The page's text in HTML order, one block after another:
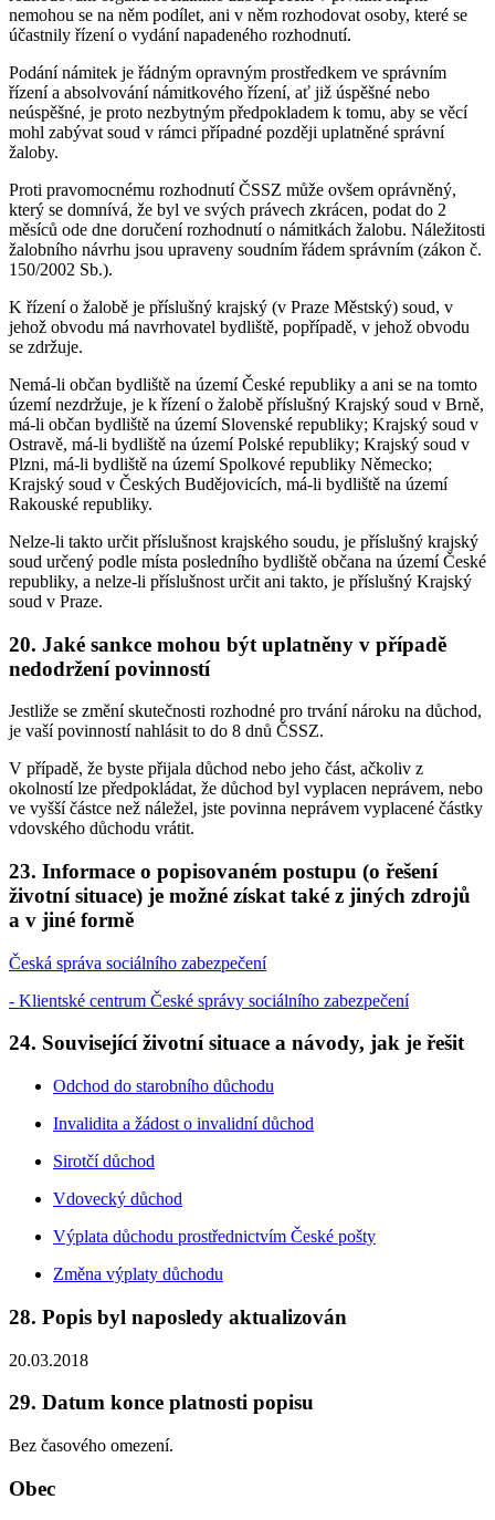
nemohou se na něm podílet, ani v něm rozhodovat osoby, které se
účastnily řízení o vydání napadeného rozhodnutí.
Podání námitek je řádným opravným prostředkem ve správním
řízení a absolvování námitkového řízení, ať již úspěšné nebo
neúspěšné, je proto nezbytným předpokladem k tomu, aby se věcí
mohl zabývat soud v rámci případné později uplatněné správní
žaloby.
Proti pravomocnému rozhodnutí ČSSZ může ovšem oprávněný,
který se domnívá, že byl ve svých právech zkrácen, podat do 2
měsíců ode dne doručení rozhodnutí o námitkách žalobu. Náležitosti
žalobního návrhu jsou upraveny soudním řádem správním (zákon č.
150/2002 Sb.).
K řízení o žalobě je příslušný krajský (v Praze Městský) soud, v
jehož obvodu má navrhovatel bydliště, popřípadě, v jehož obvodu
se zdržuje.
Nemá-li občan bydliště na území České republiky a ani se na tomto
území nezdržuje, je k řízení o žalobě příslušný Krajský soud v Brně,
má-li občan bydliště na území Slovenské republiky; Krajský soud v
Ostravě, má-li bydliště na území Polské republiky; Krajský soud v
Plzni, má-li bydliště na území Spolkové republiky Německo;
Krajský soud v Českých Budějovicích, má-li bydliště na území
Rakouské republiky.
Nelze-li takto určit příslušnost krajského soudu, je příslušný krajský
soud určený podle místa posledního bydliště občana na území České
republiky, a nelze-li příslušnost určit ani takto, je příslušný Krajský
soud v Praze.
20. Jaké sankce mohou být uplatněny v případě
nedodržení povinností
Jestliže se změní skutečnosti rozhodné pro trvání nároku na důchod,
je vaší povinností nahlásit to do 8 dnů ČSSZ.
V případě, že byste přijala důchod nebo jeho část, ačkoliv z
okolností lze předpokládat, že důchod byl vyplacen neprávem, nebo
ve vyšší částce než náležel, jste povinna neprávem vyplacené částky
vdovského důchodu vrátit.
23. Informace o popisovaném postupu (o řešení
životní situace) je možné získat také z jiných zdrojů
a v jiné formě
Česká správa sociálního zabezpečení
- Klientské centrum České správy sociálního zabezpečení
24. Související životní situace a návody, jak je řešit
Odchod do starobního důchodu
Invalidita a žádost o invalidní důchod
Sirotčí důchod
Vdovecký důchod
Výplata důchodu prostřednictvím České pošty
Změna výplaty důchodu
28. Popis byl naposledy aktualizován
20.03.2018
29. Datum konce platnosti popisu
Bez časového omezení.
Obec